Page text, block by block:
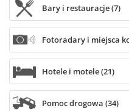
Bary i restauracje (7)
Fotoradary i miejsca
Hotele i motele (21)
Pomoc drogowa (34)